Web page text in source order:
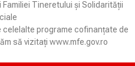
Tineretului și Solidarității
programe cofinanțate de
să vizitați www.mfe.gov.ro